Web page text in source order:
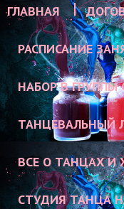
ГЛАВНАЯ
РАСПИСАНИЕ
НАБОР В ГРУППЫ
ТАНЦЕВАЛЬНЫЙ
ВСЕ О ТАНЦАХ И
СТУДИЯ ТАНЦА